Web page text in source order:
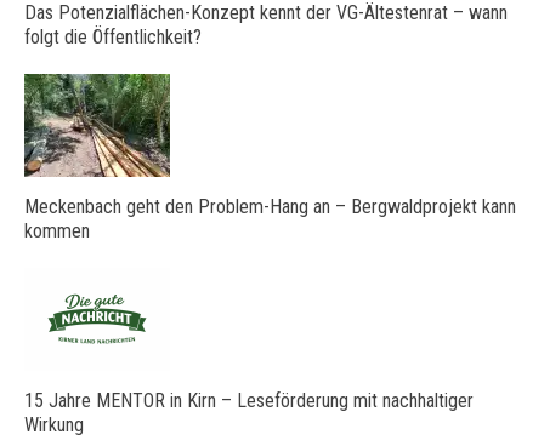
Das Potenzialflächen-Konzept kennt der VG-Ältestenrat – wann
folgt die Öffentlichkeit?
Meckenbach geht den Problem-Hang an – Bergwaldprojekt kann
kommen
15 Jahre MENTOR in Kirn – Leseförderung mit nachhaltiger
Wirkung